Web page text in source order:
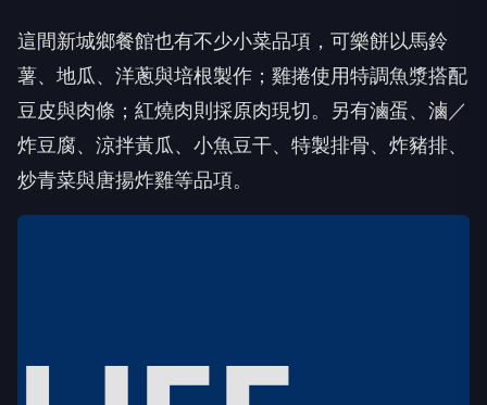
這間新城鄉餐館也有不少小菜品項，可樂餅以馬鈴
薯、地瓜、洋蔥與培根製作；雞捲使用特調魚漿搭配
豆皮與肉條；紅燒肉則採原肉現切。另有滷蛋、滷／
炸豆腐、涼拌黃瓜、小魚豆干、特製排骨、炸豬排、
炒青菜與唐揚炸雞等品項。